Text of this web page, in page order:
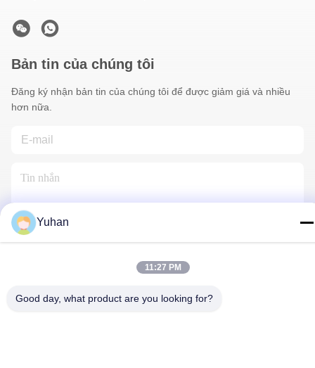
Bản tin của chúng tôi
Đăng ký nhận bản tin của chúng tôi để được giảm giá và nhiều
hơn nữa.
Yuhan
11:27 PM
Good day, what product are you looking for?